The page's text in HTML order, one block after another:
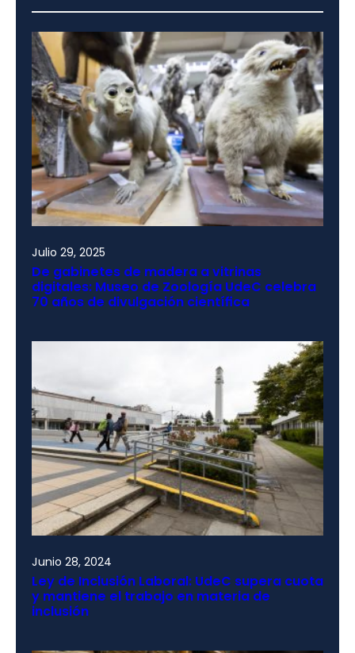
Julio 29, 2025
De gabinetes de madera a vitrinas
digitales: Museo de Zoología UdeC celebra
70 años de divulgación científica
Junio 28, 2024
Ley de Inclusión Laboral: UdeC supera cuota
y mantiene el trabajo en materia de
inclusión